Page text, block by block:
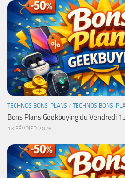
TECHNOS BONS-PLANS / TECHNOS BONS-
Bons Plans Geekbuying du Vendredi
13 FÉVRIER 2026